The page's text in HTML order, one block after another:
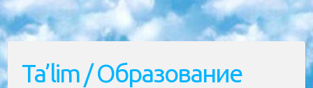
Ta’lim / Образование